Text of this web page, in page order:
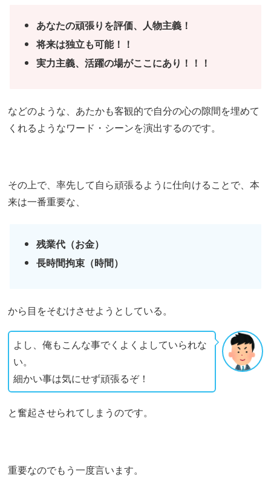
あなたの頑張りを評価、人物主義！
将来は独立も可能！！
実力主義、活躍の場がここにあり！！！
などのような、あたかも客観的で自分の心の隙間を埋めて
くれるようなワード・シーンを演出するのです。
その上で、率先して自ら頑張るように仕向けることで、本
来は一番重要な、
残業代（お金）
長時間拘束（時間）
から目をそむけさせようとしている。
よし、俺もこんな事でくよくよしていられな
い。
細かい事は気にせず頑張るぞ！
と奮起させられてしまうのです。
重要なのでもう一度言います。